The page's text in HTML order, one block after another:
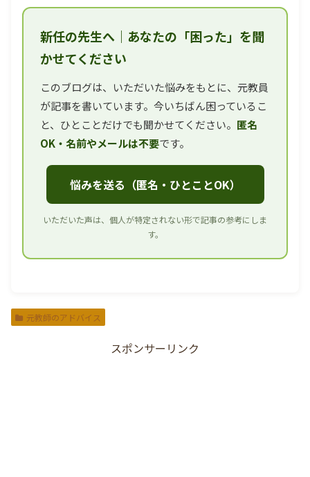
新任の先生へ｜あなたの「困った」を聞
かせてください
このブログは、いただいた悩みをもとに、元教員
が記事を書いています。今いちばん困っているこ
と、ひとことだけでも聞かせてください。 匿名
OK・名前やメールは不要です。
悩みを送る（匿名・ひとことOK）
いただいた声は、個人が特定されない形で記事の参考にしま
す。
元教師のアドバイス
スポンサーリンク